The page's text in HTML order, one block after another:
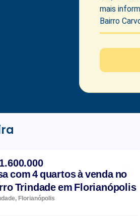
com 4 quartos à venda no
Trindade em Florianópolis
Florianópolis